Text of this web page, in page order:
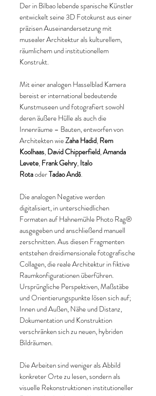
Der in Bilbao lebende spanische Künstler
entwickelt seine 3D Fotokunst aus einer
präzisen Auseinandersetzung mit
musealer Architektur als kulturellem,
räumlichem und institutionellem
Konstrukt.
Mit einer analogen Hasselblad Kamera
bereist er international bedeutende
Kunstmuseen und fotografiert sowohl
deren äußere Hülle als auch die
Innenräume – Bauten, entworfen von
Architekten wieZaha Hadid,Rem
Koolhaas,David Chipperfield,Amanda
Levete,Frank Gehry,Italo
RotaoderTadao Andō.
Die analogen Negative werden
digitalisiert, in unterschiedlichen
Formaten auf Hahnemühle Photo Rag®
ausgegeben und anschließend manuell
zerschnitten. Aus diesen Fragmenten
entstehen dreidimensionale fotografische
Collagen, die reale Architektur in fiktive
Raumkonfigurationen überführen.
Ursprüngliche Perspektiven, Maßstäbe
und Orientierungspunkte lösen sich auf;
Innen und Außen, Nähe und Distanz,
Dokumentation und Konstruktion
verschränken sich zu neuen, hybriden
Bildräumen.
Die Arbeiten sind weniger als Abbild
konkreter Orte zu lesen, sondern als
visuelle Rekonstruktionen institutioneller